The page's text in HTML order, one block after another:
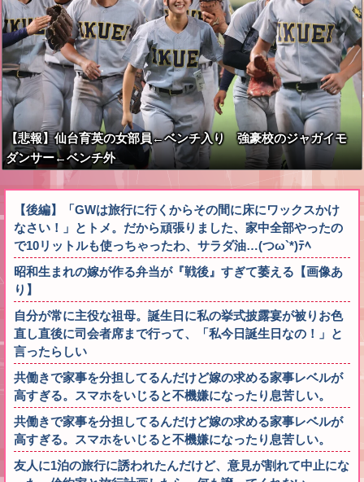
【悲報】仙台育英の女部員←ベンチ入り 強豪校のジャガイモ
ダンサー←ベンチ外
【後編】「GWは旅行に行くからその間に床にワックスかけ
なさい！」とトメ。だから頑張りました、家中全部やったの
で10リットルも使っちゃったわ、サラダ油…(つω`*)ﾃﾍ
昭和生まれの嫁が作る弁当が『戦後』すぎて萎える【画像あ
り】
自分が常に主役な祖母。誕生日に私の挙式披露宴が被りお色
直し直後に司会者席まで行って、「私今日誕生日なの！」と
言ったらしい
共働きで家事を分担してるんだけど嫁の求める家事レベルが
高すぎる。スマホをいじると不機嫌になったり息苦しい。
共働きで家事を分担してるんだけど嫁の求める家事レベルが
高すぎる。スマホをいじると不機嫌になったり息苦しい。
友人に1泊の旅行に誘われたんだけど、意見が割れて中止にな